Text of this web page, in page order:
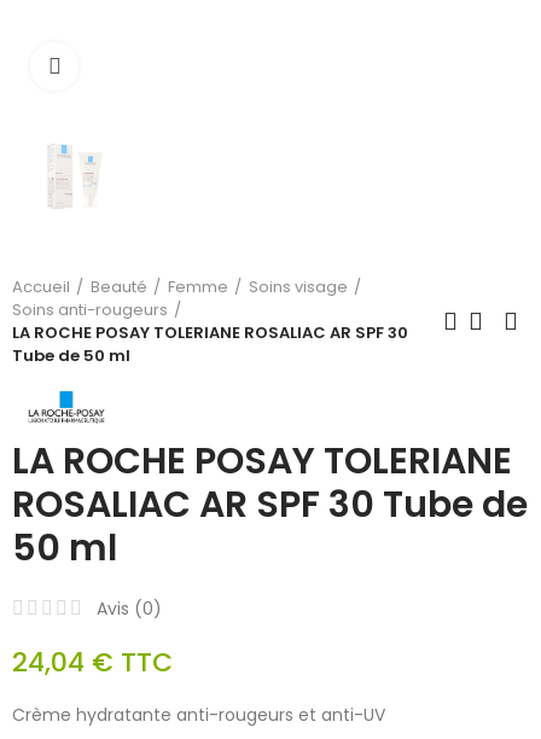
Accueil Beauté Femme
Soins visage
Soins anti-rougeurs
LA ROCHE POSAY TOLERIANE ROSALIAC AR SPF 30
Tube de 50 ml
LA ROCHE POSAY TOLERIANE
ROSALIAC AR SPF 30 Tube de
50 ml
Avis (0)
24,04 € TTC
Crème hydratante anti-rougeurs et anti-UV